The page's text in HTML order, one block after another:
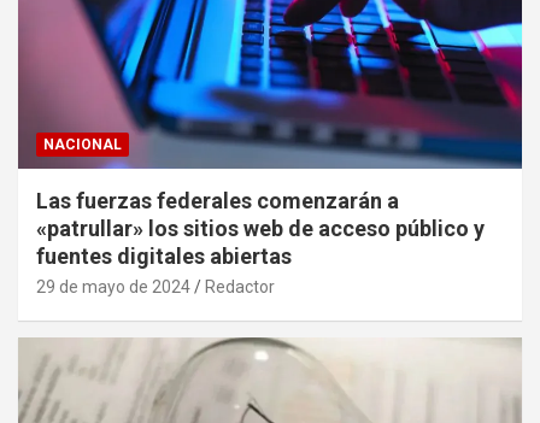
NACIONAL
Las fuerzas federales comenzarán a
«patrullar» los sitios web de acceso público y
fuentes digitales abiertas
29 de mayo de 2024 Redactor